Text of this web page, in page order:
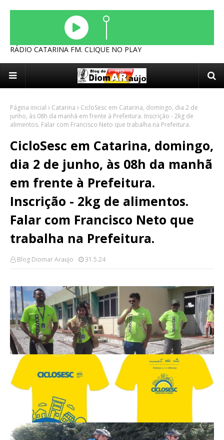
RÁDIO CATARINA FM. CLIQUE NO PLAY
Página inicial Catarina
CicloSesc em Catarina, domingo, dia 2 de
junho, às 08h da manhã em frente à Prefeitura. Inscrição - 2kg de
alimentos. Falar com Francisco Neto que trabalha na Prefeitura.
CicloSesc em Catarina, domingo,
dia 2 de junho, às 08h da manhã
em frente à Prefeitura.
Inscrição - 2kg de alimentos.
Falar com Francisco Neto que
trabalha na Prefeitura.
Blog Diomar Araujo 31.5.24